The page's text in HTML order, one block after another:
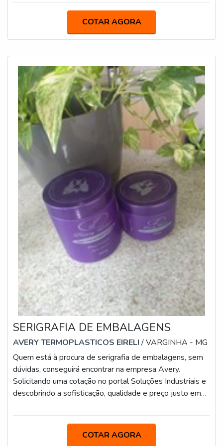
um time de colaboradores proativos e especialistas
certificados, fecha todo o ciclo de entrega com
excelência para toda a carteira de clientes.Aproveite a
empresa, nossos serviços e produtos. Se preferir, entre
em contato com um dos nossos consultores e solicite
um orçamento!
prateleiras. DESCARVAC - Qualidade farmacêutica com
COTAR AGORA
SERIGRAFIA DE EMBALAGENS
AVERY TERMOPLASTICOS EIRELI/ VARGINHA - MG
Quem está à procura de serigrafia de embalagens, sem
dúvidas, conseguirá encontrar na empresa Avery.
Solicitando uma cotação no portal Soluções Industriais e
descobrindo a sofisticação, qualidade e preço justo em
embalagens, com a melhor mão de obra da Avery
encontrará ótima qualidade com um produto final que
gera expectativa e apresenta propostas que seguem as
COTAR AGORA